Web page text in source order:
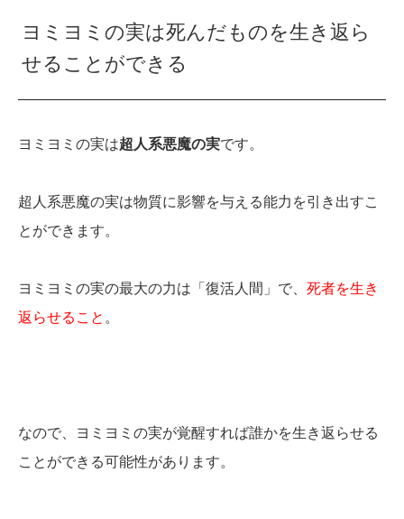
ヨミヨミの実は死んだものを生き返ら
せることができる
ヨミヨミの実は超人系悪魔の実です。
超人系悪魔の実は物質に影響を与える能力を引き出すこ
とができます。
ヨミヨミの実の最大の力は「復活人間」で、 死者を生き
返らせること 。
なので、ヨミヨミの実が覚醒すれば誰かを生き返らせる
ことができる可能性があります。